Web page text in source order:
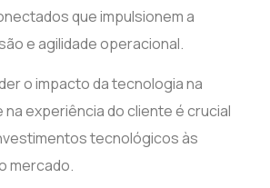
que impulsionem a
e agilidade operacional.
o impacto da tecnologia na
na experiência do cliente é crucial
tecnológicos às
mercado.